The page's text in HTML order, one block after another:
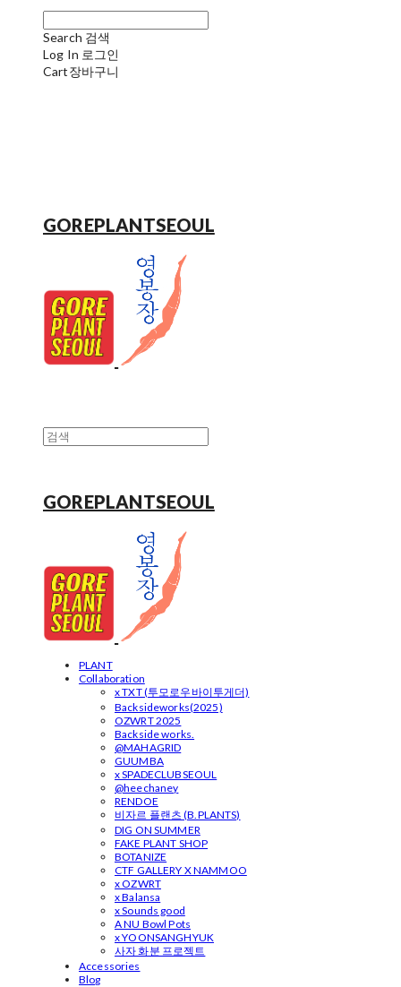
Search 검색
Log In 로그인
Cart장바구니
GOREPLANTSEOUL
GOREPLANTSEOUL
PLANT
Collaboration
x TXT (투모로우바이투게더)
Backsideworks(2025)
OZWRT 2025
Backside works.
@MAHAGRID
GUUMBA
x SPADECLUBSEOUL
@heechaney
RENDOE
비자르 플랜츠 (B.PLANTS)
DIG ON SUMMER
FAKE PLANT SHOP
BOTANIZE
CTF GALLERY X NAMMOO
x OZWRT
x Balansa
x Sounds good
A NU Bowl Pots
x YOONSANGHYUK
사자 화분 프로젝트
Accessories
Blog